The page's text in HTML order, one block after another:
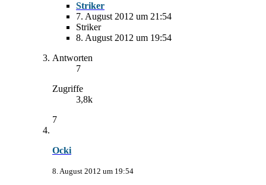
Striker
7. August 2012 um 21:54
Striker
8. August 2012 um 19:54
Antworten
7
Zugriffe
3,8k
7
Ocki
8. August 2012 um 19:54